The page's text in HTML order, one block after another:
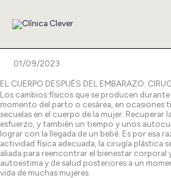
contenido
01/09/2023
EL CUERPO DESPUÉS DEL EMBARAZO:
Los cambios físicos que se producen durante
momento del parto o cesárea, en ocasiones
secuelas en el cuerpo de la mujer. Recuperar
esfuerzo, y también un tiempo y unos
lograr con la llegada de un bebé. Es por esa
actividad física adecuada, la cirugía plástica
aliada para reencontrar el bienestar corporal
autoestima y de salud posteriores a un
vida de muchas mujeres.